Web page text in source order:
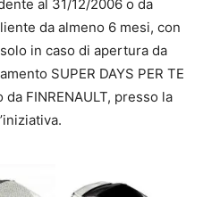
al 31/12/2006 o da
da almeno 6 mesi, con
in caso di apertura da
SUPER DAYS PER TE
FINRENAULT, presso la